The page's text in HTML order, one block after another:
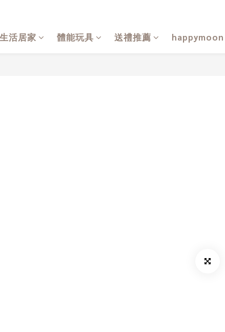
生活居家 體能玩具 送禮推薦 happymoon